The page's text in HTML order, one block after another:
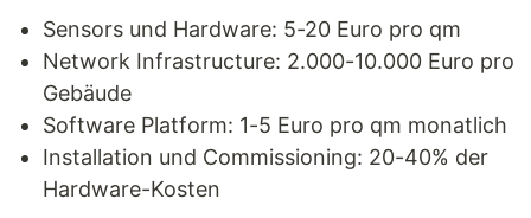
Sensors und Hardware: 5-20 Euro pro qm
Network Infrastructure: 2.000-10.000 Euro pro
Gebäude
Software Platform: 1-5 Euro pro qm monatlich
Installation und Commissioning: 20-40% der
Hardware-Kosten